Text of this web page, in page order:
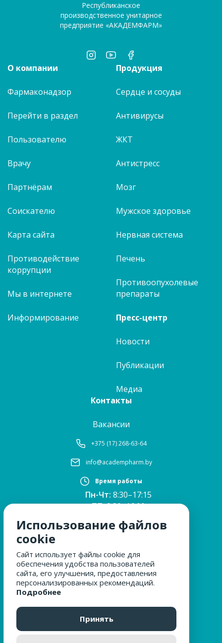
Республиканское
производственное унитарное
предприятие «АКАДЕМФАРМ»
О компании
Фармаконадзор
Перейти в раздел
Пользователю
Врачу
Партнёрам
Соискателю
Карта сайта
Противодействие
коррупции
Мы в интернете
Информирование
Продукция
Сердце и сосуды
Антивирусы
ЖКТ
Антистресс
Мозг
Мужское здоровье
Нервная система
Печень
Противоопухолевые
препараты
Пресс-центр
Новости
Публикации
Медиа
Контакты
Вакансии
+375 (17) 268-63-64
info@academpharm.by
Время работы
Пн-Чт: 8:30–17:15
ПТ:8:30–16:00
12:30–13:00
Сб, Вс:выходные
МЫ ЗА БЕЗОПАСНОСТЬ
ОБРАЩЕНИЯ ГРАЖДАН
Использование файлов
cookie
Сайт использует файлы cookie для
обеспечения удобства пользователей
сайта, его улучшения, предоставления
персонализированных рекомендаций.
Подробнее
Принять